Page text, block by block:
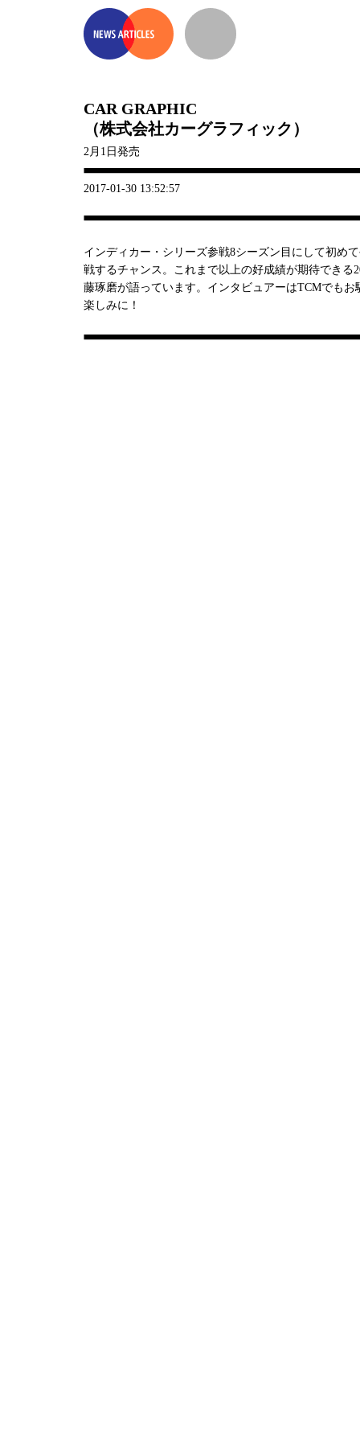
CAR GRAPHIC
（株式会社カーグラフィック）
2月1日発売
2017-01-30 13:52:57
インディカー・シリーズ参戦8シーズン目にして初め
戦するチャンス。これまで以上の好成績が期待できる
藤琢磨が語っています。インタビュアーはTCMでも
楽しみに！